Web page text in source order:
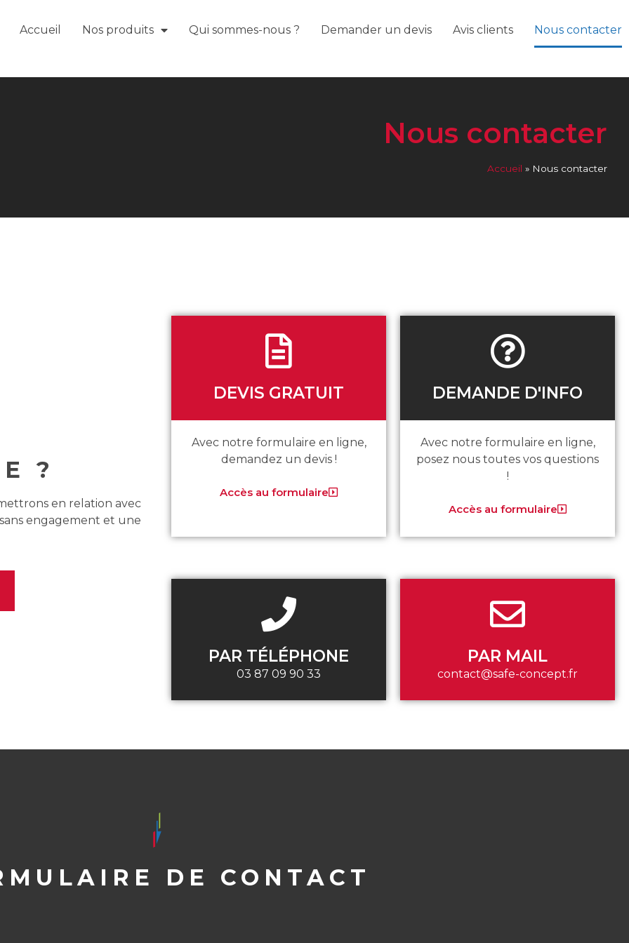
Accueil Nos produits Qui sommes-nous ? Demander un devis Avis clients Nous contacter
Nous contacter
Accueil » Nous contacter
?
en relation avec
engagement et une
DEVIS GRATUIT​
Avec notre formulaire en ligne,
demandez un devis !
Accès au formulaire
DEMANDE D'INFO
Avec notre formulaire en ligne,
posez nous toutes vos questions
!
Accès au formulaire
PAR TÉLÉPHONE
03 87 09 90 33
PAR MAIL
contact@safe-concept.fr
DE CONTACT